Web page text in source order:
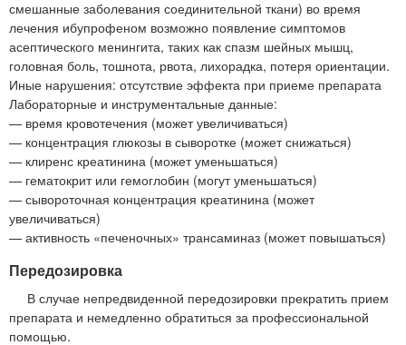
смешанные заболевания соединительной ткани) во время
лечения ибупрофеном возможно появление симптомов
асептического менингита, таких как спазм шейных мышц,
головная боль, тошнота, рвота, лихорадка, потеря ориентации.
Иные нарушения: отсутствие эффекта при приеме препарата
Лабораторные и инструментальные данные:
— время кровотечения (может увеличиваться)
— концентрация глюкозы в сыворотке (может снижаться)
— клиренс креатинина (может уменьшаться)
— гематокрит или гемоглобин (могут уменьшаться)
— сывороточная концентрация креатинина (может
увеличиваться)
— активность «печеночных» трансаминаз (может повышаться)
Передозировка
В случае непредвиденной передозировки прекратить прием
препарата и немедленно обратиться за профессиональной
помощью.